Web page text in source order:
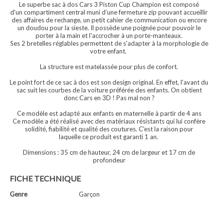
Le superbe sac à dos Cars 3 Piston Cup Champion est composé
d'un compartiment central muni d’une fermeture zip pouvant accueillir
des affaires de rechange, un petit cahier de communication ou encore
un doudou pour la sieste. Il possède une poignée pour pouvoir le
porter à la main et l'accrocher à un porte-manteaux.
Ses 2 bretelles réglables permettent de s'adapter à la morphologie de
votre enfant.
La structure est matelassée pour plus de confort.
Le point fort de ce sac à dos est son design original. En effet, l'avant du
sac suit les courbes de la voiture préférée des enfants. On obtient
donc Cars en 3D ! Pas mal non ?
Ce modèle est adapté aux enfants en maternelle à partir de 4 ans
Ce modèle a été réalisé avec des matériaux résistants qui lui confère
solidité, fiabilité et qualité des coutures. C'est la raison pour
laquelle ce produit est garanti 1 an.
Dimensions : 35 cm de hauteur, 24 cm de largeur et 17 cm de
profondeur
FICHE TECHNIQUE
Genre Garçon